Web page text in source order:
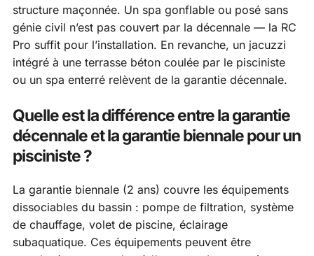
structure maçonnée. Un spa gonflable ou posé sans
génie civil n’est pas couvert par la décennale — la RC
Pro suffit pour l’installation. En revanche, un jacuzzi
intégré à une terrasse béton coulée par le pisciniste
ou un spa enterré relèvent de la garantie décennale.
Quelle est la différence entre la garantie
décennale et la garantie biennale pour un
pisciniste ?
La garantie biennale (2 ans) couvre les équipements
dissociables du bassin : pompe de filtration, système
de chauffage, volet de piscine, éclairage
subaquatique. Ces équipements peuvent être